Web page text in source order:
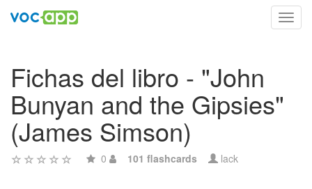
Fichas del libro - "John
Bunyan and the Gipsies"
(James Simson)
0 101 flashcards lack